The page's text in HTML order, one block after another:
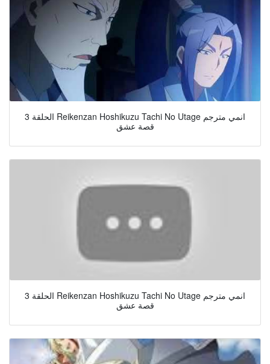
الحلقة 3 Reikenzan Hoshikuzu Tachi No Utage انمي مترجم
قصة عشق
الحلقة 3 Reikenzan Hoshikuzu Tachi No Utage انمي مترجم
قصة عشق